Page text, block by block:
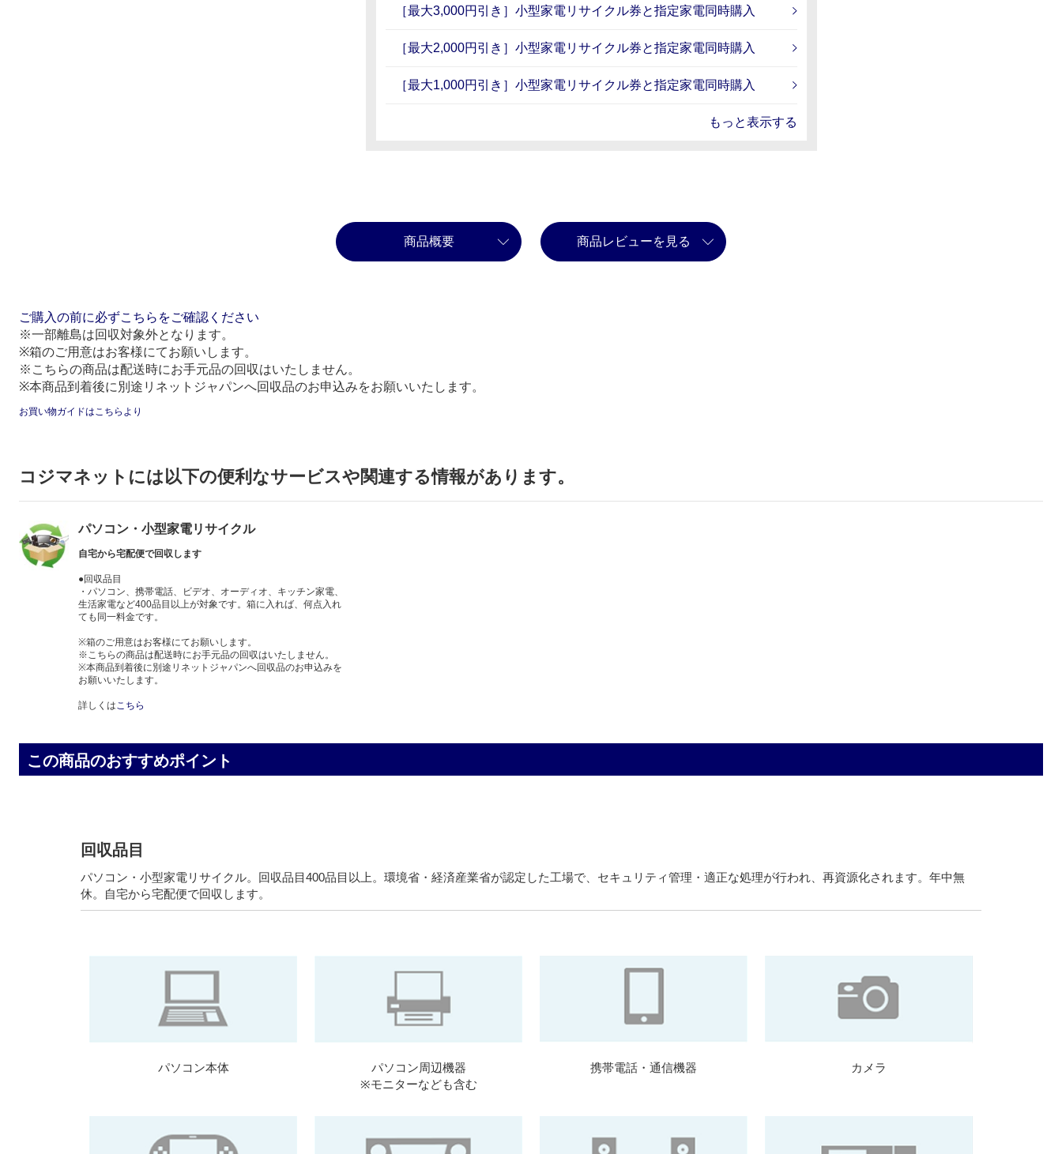
［最大3,000円引き］小型家電リサイクル券と指定家電同時購入
［最大2,000円引き］小型家電リサイクル券と指定家電同時購入
［最大1,000円引き］小型家電リサイクル券と指定家電同時購入
もっと表示する
商品概要 商品レビューを見る
ご購入の前に必ずこちらをご確認ください
※一部離島は回収対象外となります。
※箱のご用意はお客様にてお願いします。
※こちらの商品は配送時にお手元品の回収はいたしません。
※本商品到着後に別途リネットジャパンへ回収品のお申込みをお願いいたします。
お買い物ガイドはこちらより
コジマネットには以下の便利なサービスや関連する情報があります。
パソコン・小型家電リサイクル
自宅から宅配便で回収します
●回収品目
・パソコン、携帯電話、ビデオ、オーディオ、キッチン家電、
生活家電など400品目以上が対象です。箱に入れば、何点入れ
ても同一料金です。
※箱のご用意はお客様にてお願いします。
※こちらの商品は配送時にお手元品の回収はいたしません。
※本商品到着後に別途リネットジャパンへ回収品のお申込みを
お願いいたします。
詳しくはこちら
この商品のおすすめポイント
回収品目
パソコン・小型家電リサイクル。回収品目400品目以上。環境省・経済産業省が認定した工場で、セキュリティ管理・適正な処理が行われ、再資源化されます。年中無
休。自宅から宅配便で回収します。
パソコン本体
パソコン周辺機器
※モニターなども含む
携帯電話・通信機器 カメラ